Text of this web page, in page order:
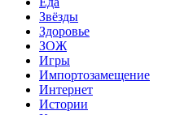
Звёзды
Здоровье
ЗОЖ
Игры
Импортозамещение
Интернет
Истории